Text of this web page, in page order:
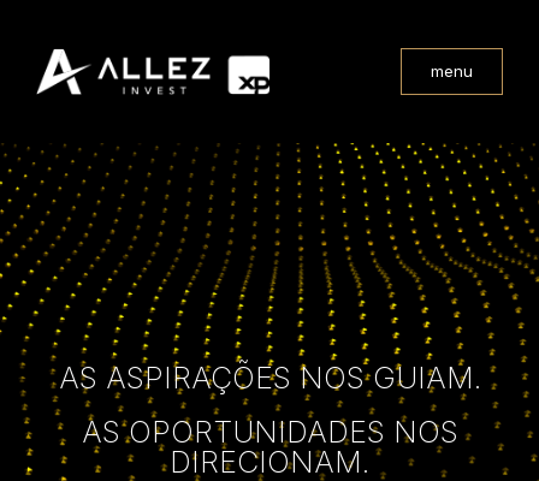
menu
AS ASPIRAÇÕES NOS GUIAM.
AS OPORTUNIDADES NOS
DIRECIONAM.